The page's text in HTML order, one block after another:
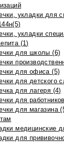
укладки для
укладки
(1)
для школы (6)
для офиса (5)
для детского
для лагеря (4)
для
для магазина
медицинские
для